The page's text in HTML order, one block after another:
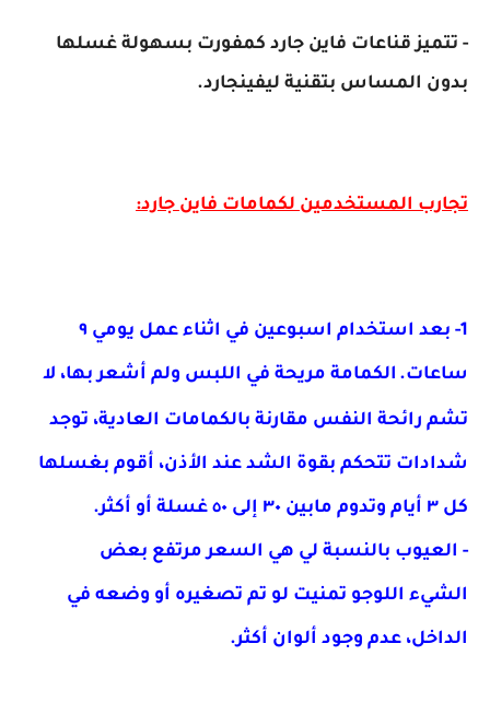
- تتميز قناعات فاين جارد كمفورت بسهولة غسلها
بدون المساس بتقنية ليفينجارد.
تجارب المستخدمين لكمامات فاين جارد:
1- بعد استخدام اسبوعين في اثناء عمل يومي ٩
ساعات. الكمامة مريحة في اللبس ولم أشعر بها، لا
تشم رائحة النفس مقارنة بالكمامات العادية، توجد
شدادات تتحكم بقوة الشد عند الأذن، أقوم بغسلها
كل ٣ أيام وتدوم مابين ٣٠ إلى ٥٠ غسلة أو أكثر.
- العيوب بالنسبة لي هي السعر مرتفع بعض
الشيء اللوجو تمنيت لو تم تصغيره أو وضعه في
الداخل، عدم وجود ألوان أكثر.